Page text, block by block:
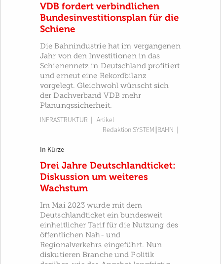
VDB fordert verbindlichen
Bundesinvestitionsplan für die
Schiene
Die Bahnindustrie hat im vergangenen
Jahr von den Investitionen in das
Schienennetz in Deutschland profitiert
und erneut eine Rekordbilanz
vorgelegt. Gleichwohl wünscht sich
der Dachverband VDB mehr
Planungssicherheit.
INFRASTRUKTUR | Artikel
Redaktion SYSTEM||BAHN
In Kürze
Drei Jahre Deutschlandticket:
Diskussion um weiteres
Wachstum
Im Mai 2023 wurde mit dem
Deutschlandticket ein bundesweit
einheitlicher Tarif für die Nutzung des
öffentlichen Nah- und
Regionalverkehrs eingeführt. Nun
diskutieren Branche und Politik